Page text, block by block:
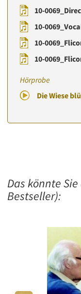
10-
10-
10-
10-
Hörprobe
Die Wiese
Das könnte
Bestseller):